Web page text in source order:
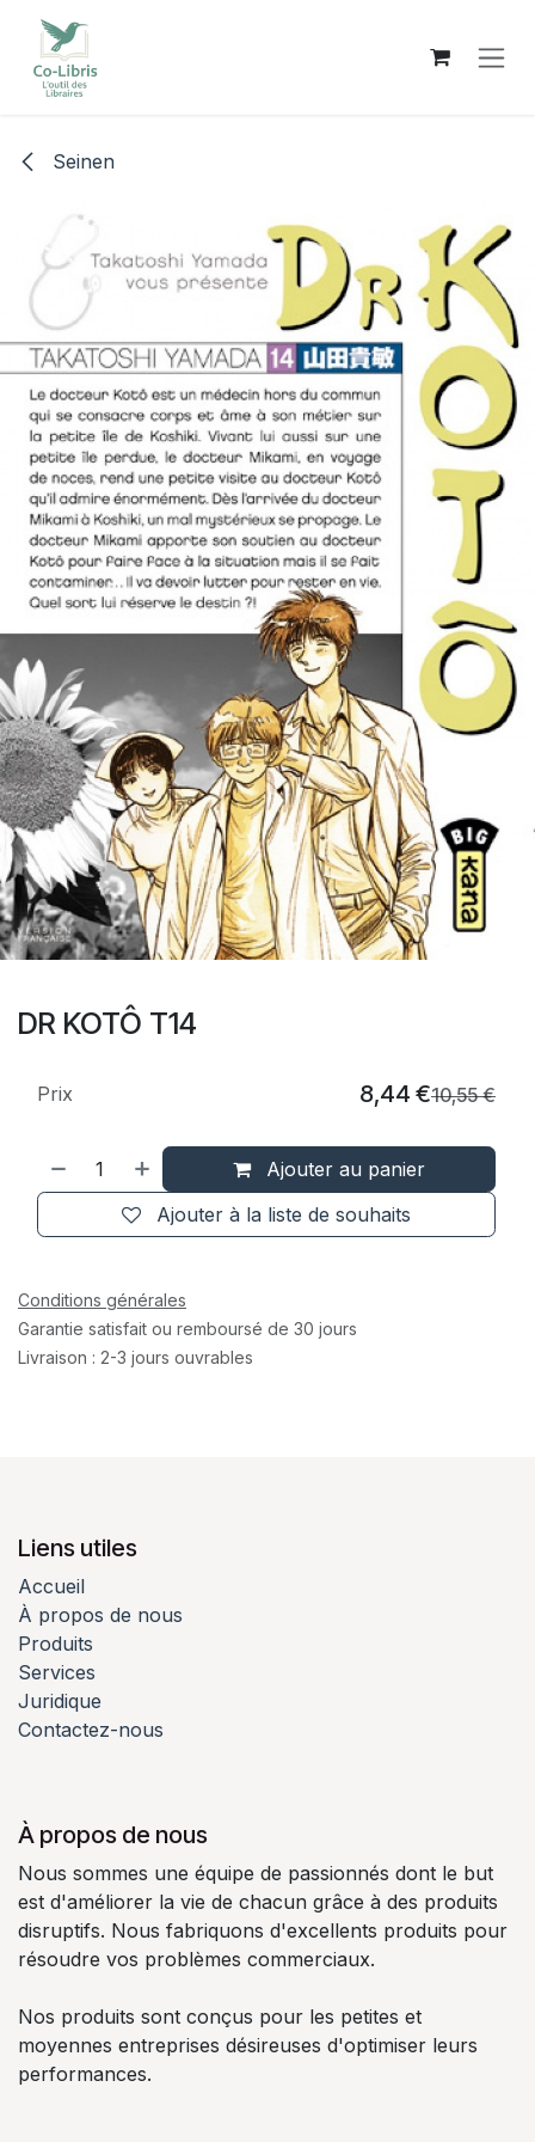
Se rendre au contenu
Seinen
DR KOTÔ T14
Ajouter au panier
Ajouter à la liste de souhaits
Prix 8,44 €10,55€
Conditions générales
Garantie satisfait ou remboursé de 30 jours
Livraison : 2-3 jours ouvrables
Liens utiles
Accueil
À propos de nous
Produits
Services
Juridique
Contactez-nous
À propos de nous
Nous sommes une équipe de passionnés dont le but
est d'améliorer la vie de chacun grâce à des produits
disruptifs. Nous fabriquons d'excellents produits pour
résoudre vos problèmes commerciaux.
Nos produits sont conçus pour les petites et
moyennes entreprises désireuses d'optimiser leurs
performances.